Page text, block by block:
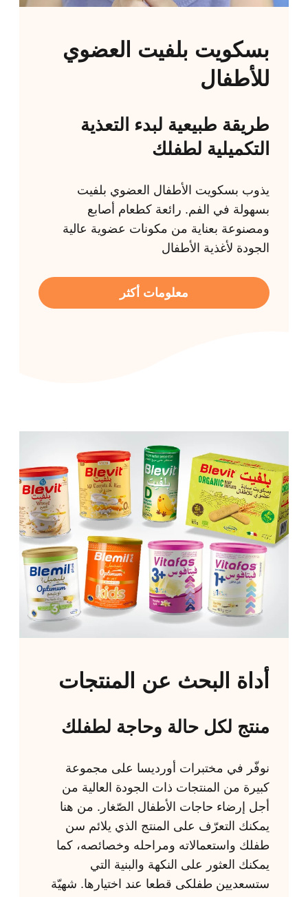
بسكويت بلفيت العضوي
للأطفال
طريقة طبيعية لبدء التعذية
التكميلية لطفلك
يذوب بسكويت الأطفال العضوي بلفيت
بسهولة في الفم. رائعة كطعام أصابع
ومصنوعة بعناية من مكونات عضوية عالية
الجودة لأغذية الأطفال
معلومات أكثر
أداة البحث عن المنتجات
منتج لكل حالة وحاجة لطفلك
نوفّر في مختبرات أورديسا على مجموعة
كبيرة من المنتجات ذات الجودة العالية من
أجل إرضاء حاجات الأطفال الصّغار. من هنا
يمكنك التعرّف على المنتج الذي يلائم سن
طفلك واستعمالاته ومراحله وخصائصه، كما
يمكنك العثور على النكهة والبنية التي
ستسعديين طفلكى قطعا عند اختيارها. شهيّة